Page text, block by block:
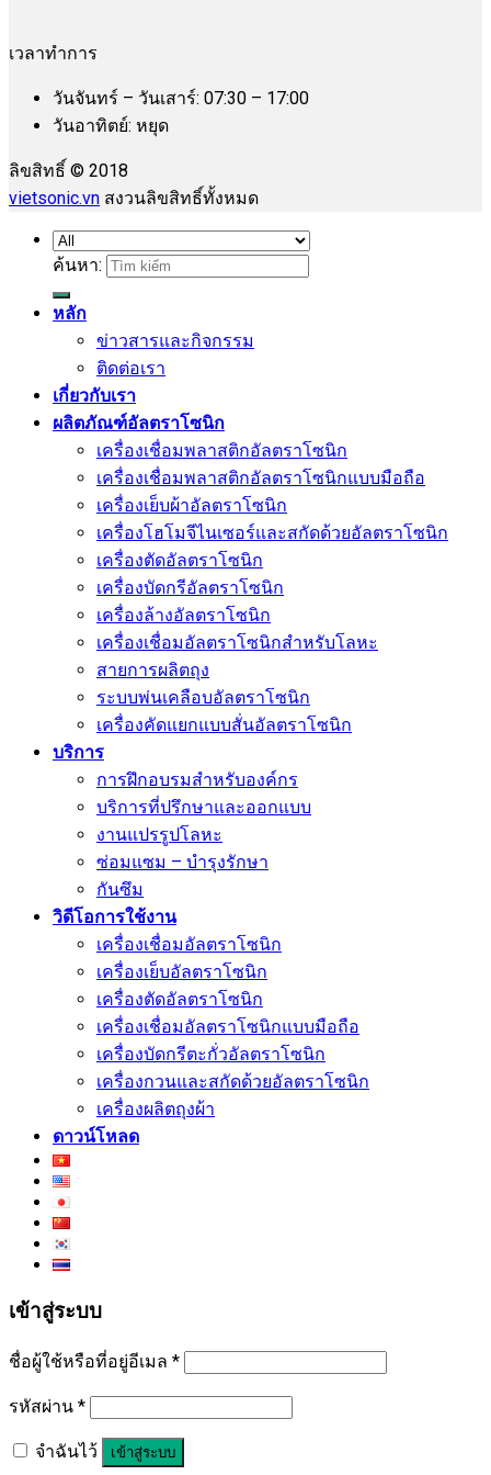
เวลาทำการ
วันจันทร์ – วันเสาร์: 07:30 – 17:00
วันอาทิตย์: หยุด
ลิขสิทธิ์ © 2018
vietsonic.vn สงวนลิขสิทธิ์ทั้งหมด
ค้นหา:
หลัก
ข่าวสารและกิจกรรม
ติดต่อเรา
เกี่ยวกับเรา
ผลิตภัณฑ์อัลตราโซนิก
เครื่องเชื่อมพลาสติกอัลตราโซนิก
เครื่องเชื่อมพลาสติกอัลตราโซนิกแบบมือถือ
เครื่องเย็บผ้าอัลตราโซนิก
เครื่องโฮโมจีไนเซอร์และสกัดด้วยอัลตราโซนิก
เครื่องตัดอัลตราโซนิก
เครื่องบัดกรีอัลตราโซนิก
เครื่องล้างอัลตราโซนิก
เครื่องเชื่อมอัลตราโซนิกสำหรับโลหะ
สายการผลิตถุง
ระบบพ่นเคลือบอัลตราโซนิก
เครื่องคัดแยกแบบสั่นอัลตราโซนิก
บริการ
การฝึกอบรมสำหรับองค์กร
บริการที่ปรึกษาและออกแบบ
งานแปรรูปโลหะ
ซ่อมแซม – บำรุงรักษา
กันซึม
วิดีโอการใช้งาน
เครื่องเชื่อมอัลตราโซนิก
เครื่องเย็บอัลตราโซนิก
เครื่องตัดอัลตราโซนิก
เครื่องเชื่อมอัลตราโซนิกแบบมือถือ
เครื่องบัดกรีตะกั่วอัลตราโซนิก
เครื่องกวนและสกัดด้วยอัลตราโซนิก
เครื่องผลิตถุงผ้า
ดาวน์โหลด
เข้าสู่ระบบ
ชื่อผู้ใช้หรือที่อยู่อีเมล *
รหัสผ่าน *
จำฉันไว้ เข้าสู่ระบบ